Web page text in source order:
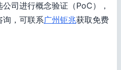
司进行概念验证（PoC），
询，可联系广州钜兆获取免费